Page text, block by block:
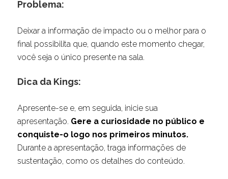
Problema:
Deixar a informação de impacto ou o melhor para o
final possibilita que, quando este momento chegar,
você seja o único presente na sala.
Dica da Kings:
Apresente-se e, em seguida, inicie sua
apresentação. Gere a curiosidade no público e
conquiste-o logo nos primeiros minutos.
Durante a apresentação, traga informações de
sustentação, como os detalhes do conteúdo.